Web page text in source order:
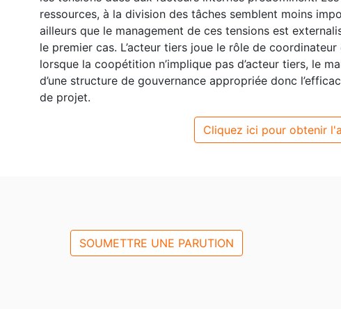
ressources, à la division des tâches semblent moins
ailleurs que le management de ces tensions est
le premier cas. L’acteur tiers joue le rôle de
lorsque la coopétition n’implique pas d’acteur tiers, le
d’une structure de gouvernance appropriée donc
de projet.
Cliquez ici pour obtenir
SOUMETTRE UNE PARUTION